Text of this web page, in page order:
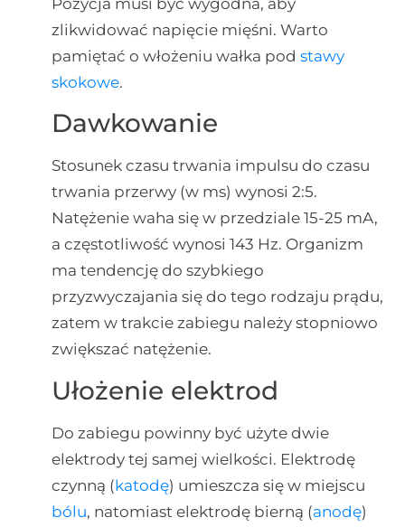
zlikwidować napięcie mięśni. Warto
pamiętać o włożeniu wałka pod stawy
skokowe.
Dawkowanie
Stosunek czasu trwania impulsu do czasu
trwania przerwy (w ms) wynosi 2:5.
Natężenie waha się w przedziale 15-25 mA,
a częstotliwość wynosi 143 Hz. Organizm
ma tendencję do szybkiego
przyzwyczajania się do tego rodzaju prądu,
zatem w trakcie zabiegu należy stopniowo
zwiększać natężenie.
Ułożenie elektrod
Do zabiegu powinny być użyte dwie
elektrody tej samej wielkości. Elektrodę
czynną (katodę) umieszcza się w miejscu
bólu, natomiast elektrodę bierną (anodę)